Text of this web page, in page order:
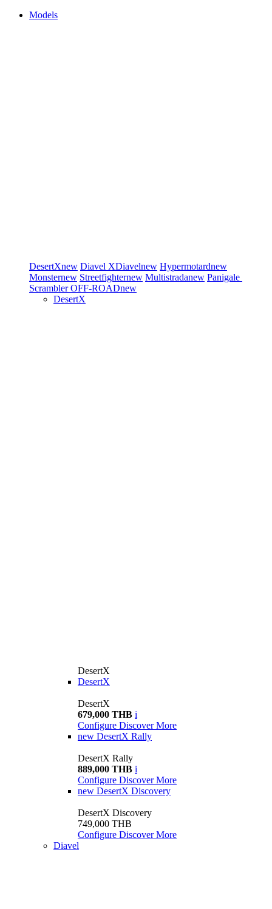
Models
DesertXnew Diavel XDiavelnew Hypermotardnew
Monsternew Streetfighternew Multistradanew Panigale
ScramblerOFF-ROADnew
DesertX
DesertX
DesertX
DesertX
679,000 THB i
Configure Discover More
new DesertX Rally
DesertX Rally
889,000 THB i
Configure Discover More
new DesertX Discovery
DesertX Discovery
749,000 THB
Configure Discover More
Diavel